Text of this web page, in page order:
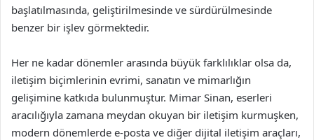
başlatılmasında, geliştirilmesinde ve sürdürülmesinde
benzer bir işlev görmektedir.
Her ne kadar dönemler arasında büyük farklılıklar olsa da,
iletişim biçimlerinin evrimi, sanatın ve mimarlığın
gelişimine katkıda bulunmuştur. Mimar Sinan, eserleri
aracılığıyla zamana meydan okuyan bir iletişim kurmuşken,
modern dönemlerde e-posta ve diğer dijital iletişim araçları,